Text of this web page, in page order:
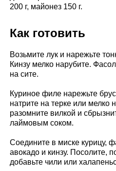
200 г, майонез 150 г.
Как готовить
Возьмите лук и нарежьте
Кинзу мелко нарубите.
на сите.
Куриное филе нарежьте
натрите на терке или мелко
разомните вилкой и
лаймовым соком.
Соедините в миске курицу,
авокадо и кинзу. Посолите,
добавьте чили или